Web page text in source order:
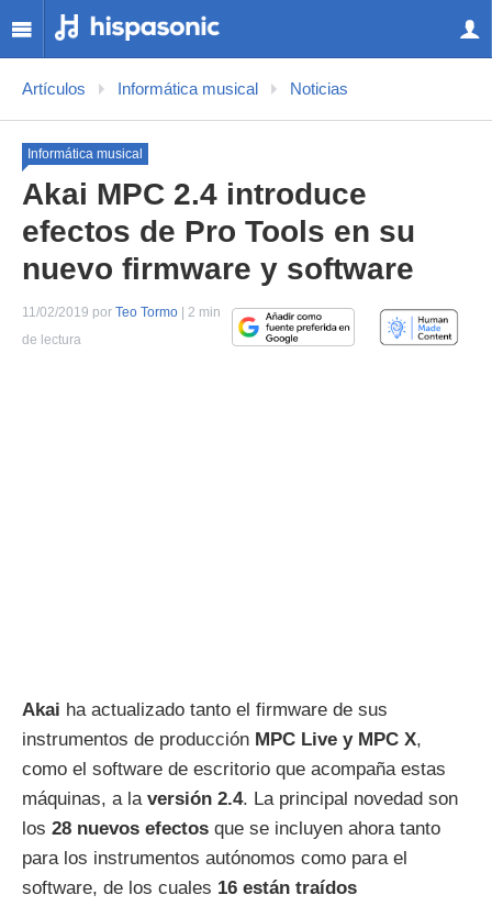
Artículos Informática musical Noticias
Informática musical
Akai MPC 2.4 introduce
efectos de Pro Tools en su
nuevo firmware y software
11/02/2019 por Teo Tormo | 2 min
de lectura
Akai ha actualizado tanto el firmware de sus
instrumentos de producción MPC Live y MPC X,
como el software de escritorio que acompaña estas
máquinas, a la versión 2.4. La principal novedad son
los 28 nuevos efectos que se incluyen ahora tanto
para los instrumentos autónomos como para el
software, de los cuales 16 están traídos